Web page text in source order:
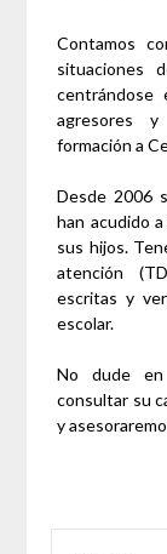
Contamos
situaciones
centrándose
agresores y
formación a
Desde 2006
han acudido
sus hijos.
atención
escritas y
escolar.
No dude en
consultar su
y